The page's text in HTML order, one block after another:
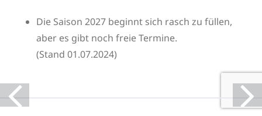
Die Saison 2027 beginnt sich rasch zu füllen,
aber es gibt noch freie Termine.
(Stand 01.07.2024)